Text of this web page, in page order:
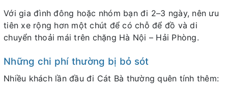
Với gia đình đông hoặc nhóm bạn đi 2–3 ngày, nên ưu
tiên xe rộng hơn một chút để có chỗ để đồ và di
chuyển thoải mái trên chặng Hà Nội – Hải Phòng.
Những chi phí thường bị bỏ sót
Nhiều khách lần đầu đi Cát Bà thường quên tính thêm: